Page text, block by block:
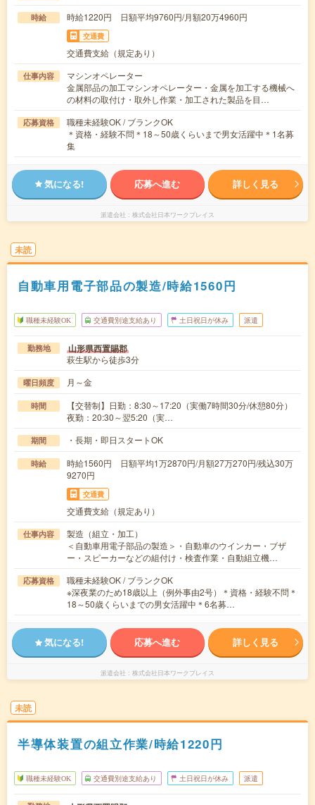
時給 時給1220円 日額平均9760円/月額20万4960円
交通費
交通費支給（規定あり）
仕事内容
マシンオペレーター
金属部品の加工マシンオペレーター・金属を加工する機械へ
の材料の取付け・取外し作業・加工された製品を目…
応募資格
職種未経験OK / ブランクOK
＊資格・経験不問＊18～50歳くらいまで男女活躍中＊1名募
集
気になる! 応募へ進む 詳しく見る
派遣会社 株式会社日本ワークプレイス
未読
自動車用電子部品の製造/時給1560円
職種未経験OK 交通費別途支給あり 土日祝日が休み 派遣
勤務地 山形県西置賜郡
萩生駅から徒歩3分
曜日頻度 月～金
時間
【交替制】日勤：8:30～17:20（実働7時間30分/休憩80分）
夜勤：20:30～翌5:20（実…
期間 ・長期・即日スタートOK
時給
時給1560円 日額平均1万2870円/月額27万270円/残込30万
9270円
交通費
交通費支給（規定あり）
仕事内容
製造（組立・加工）
＜自動車用電子部品の製造＞・自動車のウインカー・ブザ
ー・スピーカーなどの組付け・検査作業・自動組立機…
応募資格
職種未経験OK / ブランクOK
※深夜業のため18歳以上（例外事由2号）＊資格・経験不問＊
18～50歳くらいまでの男女活躍中＊6名募…
気になる! 応募へ進む 詳しく見る
派遣会社 株式会社日本ワークプレイス
未読
半導体装置の組立作業/時給1220円
職種未経験OK 交通費別途支給あり 土日祝日が休み 派遣